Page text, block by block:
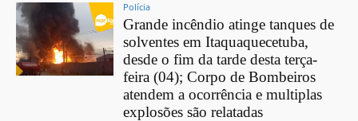
Polícia
Grande incêndio atinge tanques de
solventes em Itaquaquecetuba,
desde o fim da tarde desta terça-
feira (04); Corpo de Bombeiros
atendem a ocorrência e multiplas
explosões são relatadas